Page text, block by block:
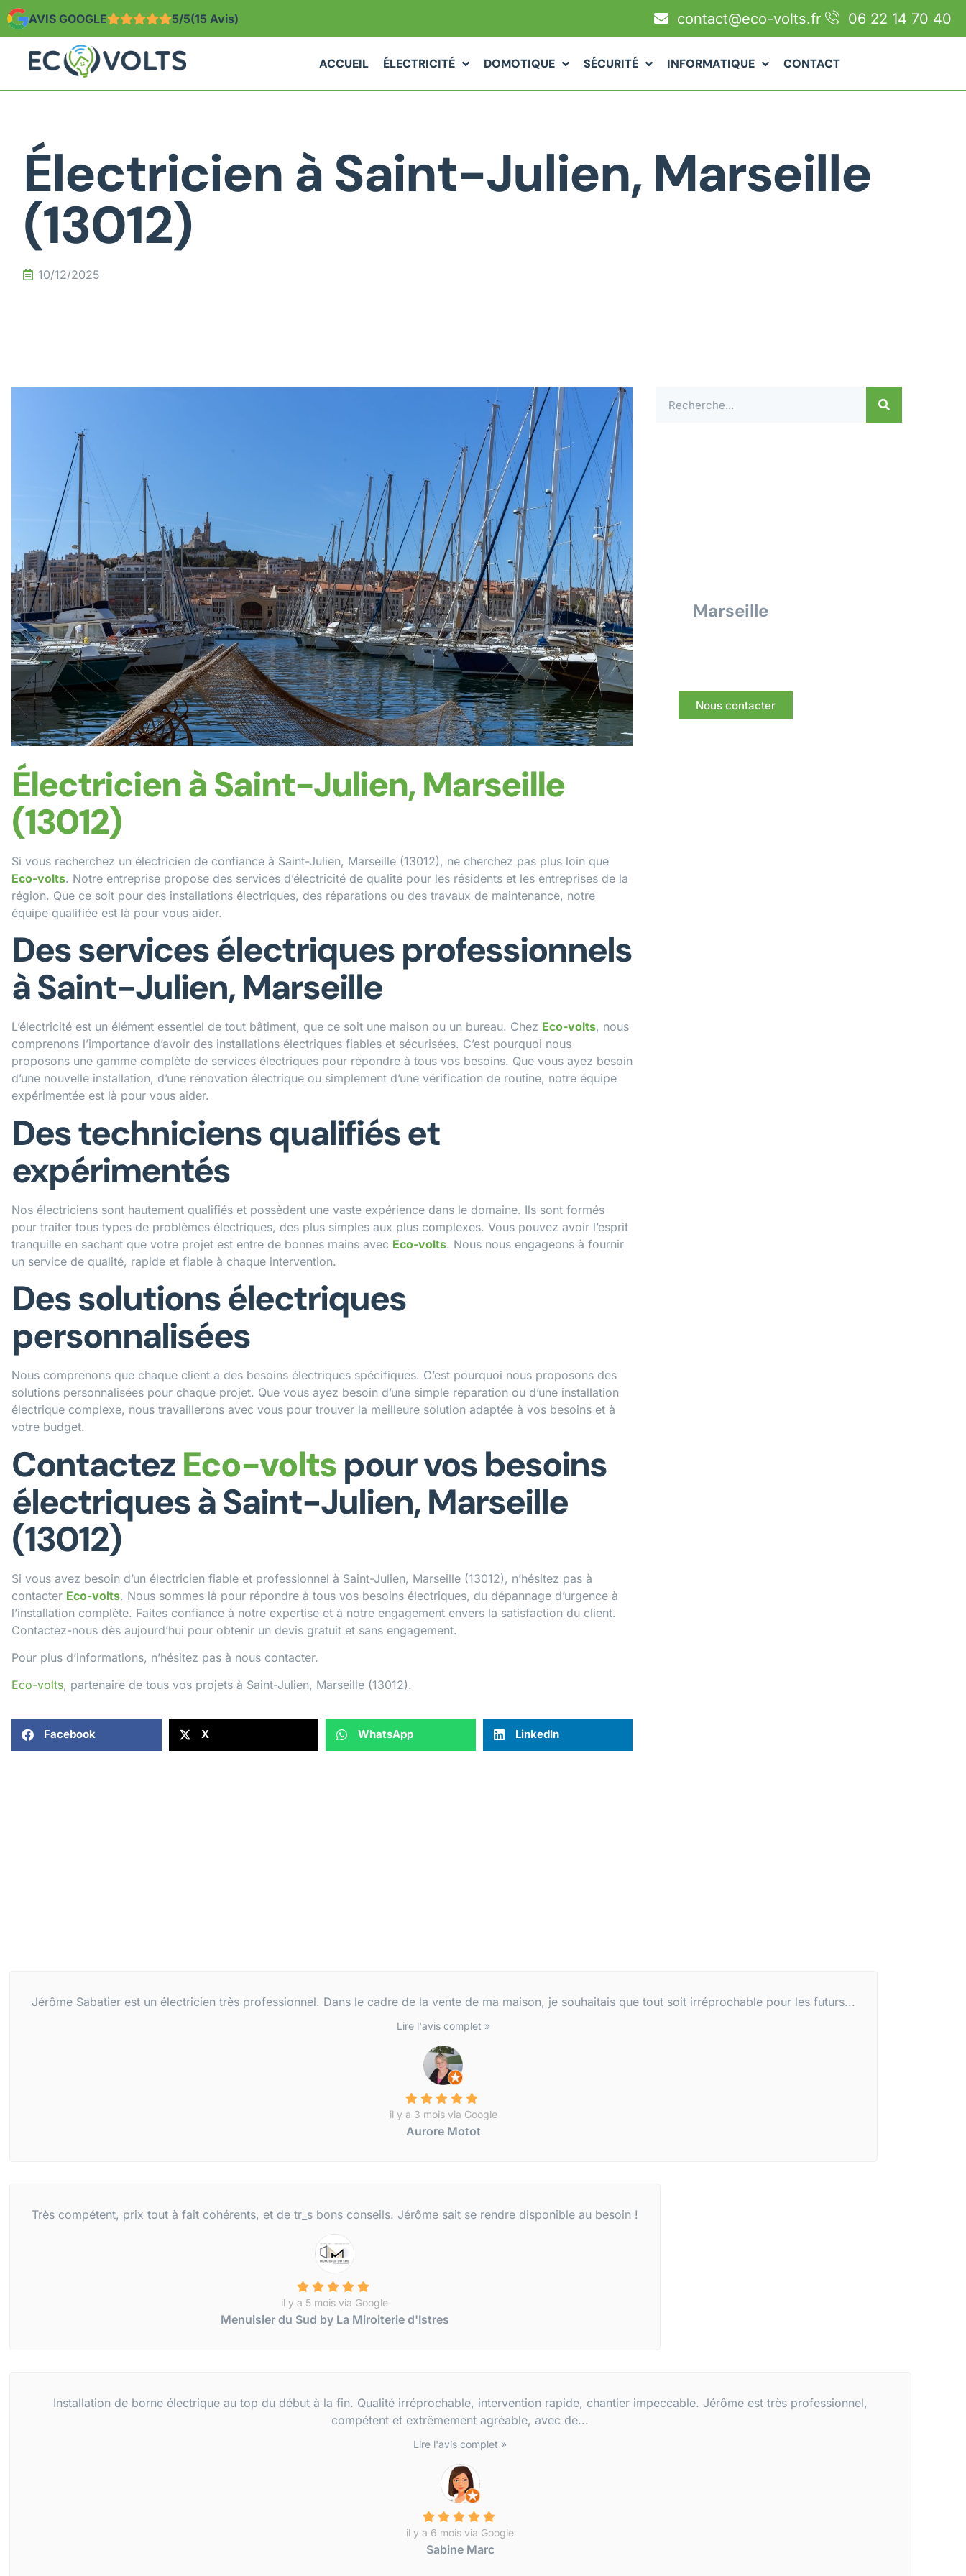
AVIS GOOGLE 5/5(15 Avis) contact@eco-volts.fr 06 22 14 70 40
ACCUEIL ÉLECTRICITÉ DOMOTIQUE SÉCURITÉ INFORMATIQUE CONTACT
Électricien à Saint-Julien, Marseille
(13012)
10/12/2025
Électricien à Saint-Julien, Marseille
(13012)
Si vous recherchez un électricien de confiance à Saint-Julien, Marseille (13012), ne cherchez pas plus loin que
Eco-volts. Notre entreprise propose des services d’électricité de qualité pour les résidents et les entreprises de la
région. Que ce soit pour des installations électriques, des réparations ou des travaux de maintenance, notre
équipe qualifiée est là pour vous aider.
Des services électriques professionnels
à Saint-Julien, Marseille
L’électricité est un élément essentiel de tout bâtiment, que ce soit une maison ou un bureau. Chez Eco-volts, nous
comprenons l’importance d’avoir des installations électriques fiables et sécurisées. C’est pourquoi nous
proposons une gamme complète de services électriques pour répondre à tous vos besoins. Que vous ayez besoin
d’une nouvelle installation, d’une rénovation électrique ou simplement d’une vérification de routine, notre équipe
expérimentée est là pour vous aider.
Des techniciens qualifiés et
expérimentés
Nos électriciens sont hautement qualifiés et possèdent une vaste expérience dans le domaine. Ils sont formés
pour traiter tous types de problèmes électriques, des plus simples aux plus complexes. Vous pouvez avoir l’esprit
tranquille en sachant que votre projet est entre de bonnes mains avec Eco-volts. Nous nous engageons à fournir
un service de qualité, rapide et fiable à chaque intervention.
Des solutions électriques
personnalisées
Nous comprenons que chaque client a des besoins électriques spécifiques. C’est pourquoi nous proposons des
solutions personnalisées pour chaque projet. Que vous ayez besoin d’une simple réparation ou d’une installation
électrique complexe, nous travaillerons avec vous pour trouver la meilleure solution adaptée à vos besoins et à
votre budget.
ContactezEco-voltspour vos besoins
électriques à Saint-Julien, Marseille
(13012)
Si vous avez besoin d’un électricien fiable et professionnel à Saint-Julien, Marseille (13012), n’hésitez pas à
contacter Eco-volts. Nous sommes là pour répondre à tous vos besoins électriques, du dépannage d’urgence à
l’installation complète. Faites confiance à notre expertise et à notre engagement envers la satisfaction du client.
Contactez-nous dès aujourd’hui pour obtenir un devis gratuit et sans engagement.
Pour plus d’informations, n’hésitez pas à nous contacter.
Eco-volts, partenaire de tous vos projets à Saint-Julien, Marseille (13012).
Facebook X WhatsApp LinkedIn
Marseille
Nous contacter
Jérôme Sabatier est un électricien très professionnel. Dans le cadre de la vente de ma maison, je souhaitais que tout soit irréprochable pour les futurs...
Lire l'avis complet »
il y a 3 mois via Google
Aurore Motot
Très compétent, prix tout à fait cohérents, et de tr_s bons conseils. Jérôme sait se rendre disponible au besoin !
il y a 5 mois via Google
Menuisier du Sud by La Miroiterie d'Istres
Installation de borne électrique au top du début à la fin. Qualité irréprochable, intervention rapide, chantier impeccable. Jérôme est très professionnel,
compétent et extrêmement agréable, avec de...
Lire l'avis complet »
il y a 6 mois via Google
Sabine Marc